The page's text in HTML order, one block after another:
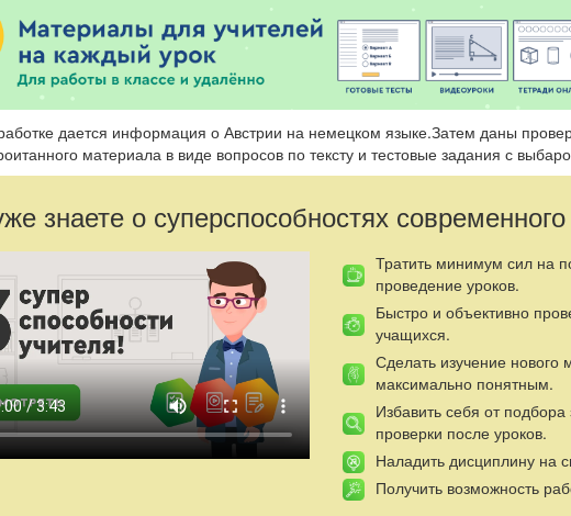
дается информация о Австрии на немецком языке.Затем даны
материала в виде вопросов по тексту и тестовые задания с
знаете о суперспособностях
Тратить минимум сил на
проведение уроков.
Быстро и объективно
учащихся.
Сделать изучение нового
максимально понятным.
Избавить себя от
проверки после уроков.
Наладить дисциплину на
Получить возможность